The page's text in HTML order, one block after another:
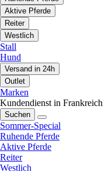
Aktive Pferde
Reiter
Westlich
Stall
Hund
Versand in 24h
Outlet
Marken
Kundendienst in Frankreich
Suchen
Sommer-Special
Ruhende Pferde
Aktive Pferde
Reiter
Westlich